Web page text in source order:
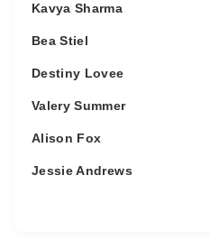
Kavya Sharma
Bea Stiel
Destiny Lovee
Valery Summer
Alison Fox
Jessie Andrews